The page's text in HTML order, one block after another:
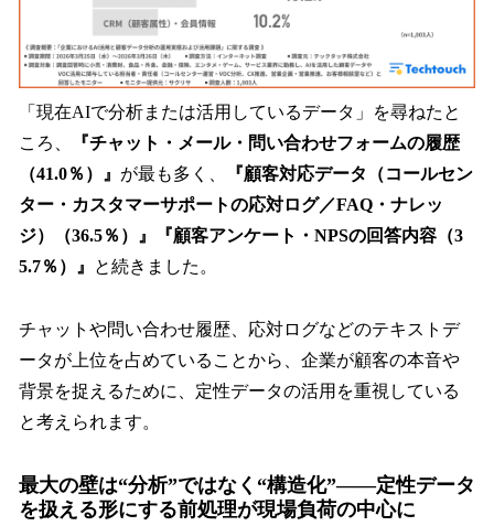
「現在AIで分析または活用しているデータ」を尋ねたと
ころ、
『チャット・メール・問い合わせフォームの履歴
（41.0％）』 が最も多く、
『顧客対応データ（コールセン
ター・カスタマーサポートの応対ログ／FAQ・ナレッ
ジ）（36.5％）』『顧客アンケート・NPSの回答内容（3
5.7％）』
と続きました。
チャットや問い合わせ履歴、応対ログなどのテキストデ
ータが上位を占めていることから、企業が顧客の本音や
背景を捉えるために、定性データの活用を重視している
と考えられます。
最大の壁は“分析”ではなく“構造化”——定性データ
を扱える形にする前処理が現場負荷の中心に